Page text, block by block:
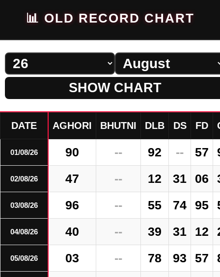
📊 OLD RECORD CHART
SHOW CHART
DATE AGHORI BHUTNI DLB DS FD
01/08/26 90 -- 92 -- 57
02/08/26 47 -- 12 31 06
03/08/26 96 -- 55 74 95
04/08/26 40 -- 39 31 12
05/08/26 03 -- 78 93 57